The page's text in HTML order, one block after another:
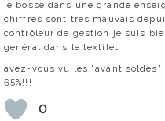
je bosse dans une grande
chiffres sont très mauvais
contrôleur de gestion je suis
général dans le textile…
avez-vous vu les "avant soldes"
65%!!!
0